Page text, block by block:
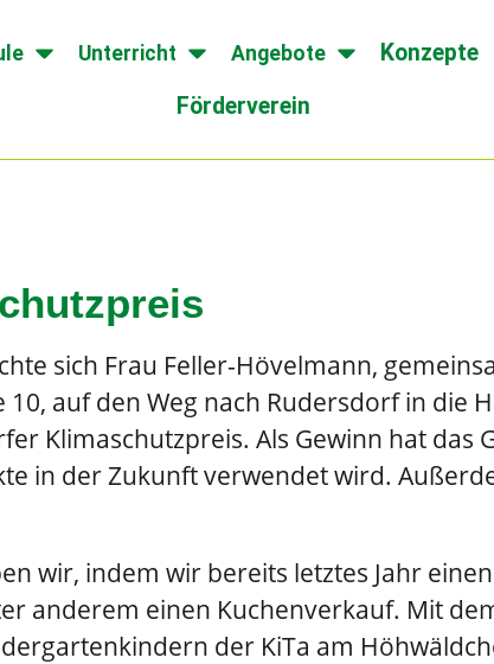
Unterricht Angebote Konzepte
Förderverein
sich Frau Feller-Hövelmann,
10, auf den Weg nach Rudersdorf in
Klimaschutzpreis. Als Gewinn hat das
in der Zukunft verwendet wird.
wir, indem wir bereits letztes Jahr
anderem einen Kuchenverkauf. Mit
der KiTa am